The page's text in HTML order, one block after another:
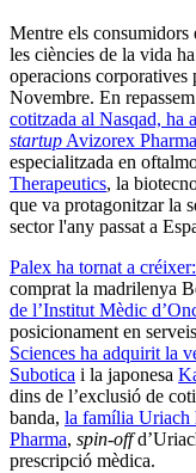
Mentre els consumidors
les ciències de la vida
operacions corporatives
Novembre. En
cotitzada al Nasqad, ha
startupAvizorex Pharma
especialitzada en
Therapeutics, la
que va protagonitzar la
sector l'any passat a
Palex ha tornat a créixer:
comprat la madrilenya
de l’Institut Mèdic
posicionament en
Sciences ha adquirit la
Subotica i la japonesa
dins de l’exclusió de
banda, la família Uriach
Pharma, spin-off
prescripció mèdica.